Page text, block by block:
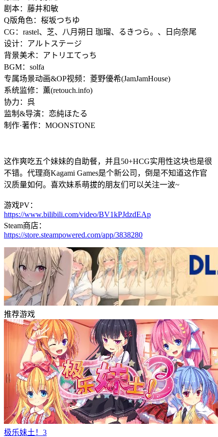
剧本：藤井和敏
Q版角色：桜坂つちゆ
CG：rastel、芝、八月朔日 珈瑠、るきつら。、日向奈尾
设计：アルトステージ
背景美术：アトリエてっち
BGM：solfa
专属场景动画&OP视频：菱野優希(JamJamHouse)
系统监修：薫(retouch.info)
协力：呉
监制&导演：恋純ほたる
制作·著作：MOONSTONE
这作爽吃五个妹妹的自助餐，并且50+HCG实用性这块也是很
不错。代理商Kagami Games是个新公司，倒是不知道这作官
汉质量如何。喜欢妹系萌拔的朋友们可以关注一波~
游戏PV：
https://www.bilibili.com/video/BV1kPJdzdEAp
Steam商店：
https://store.steampowered.com/app/3838280
推荐游戏
极乐妹土！3